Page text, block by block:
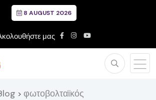
8 AUGUST 2026
μας
> φωτοβολταϊκός